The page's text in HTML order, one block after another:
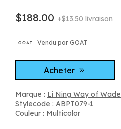
$188.00 +$13.50 livraison
Vendu par GOAT
Acheter
Marque : Li Ning Way of Wade
Stylecode : ABPT079-1
Couleur : Multicolor